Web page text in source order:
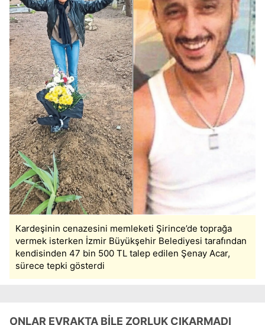
Kardeşinin cenazesini memleketi Şirince’de toprağa
vermek isterken İzmir Büyükşehir Belediyesi tarafından
kendisinden 47 bin 500 TL talep edilen Şenay Acar,
sürece tepki gösterdi
ONLAR EVRAKTA BİLE ZORLUK ÇIKARMADI